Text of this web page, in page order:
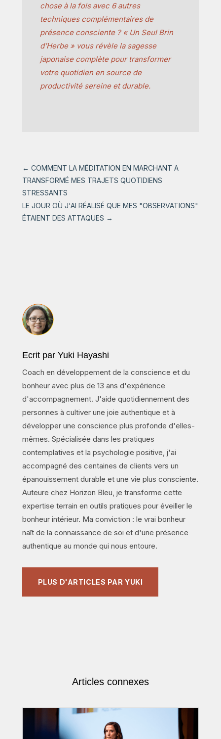
chose à la fois avec 6 autres
techniques complémentaires de
présence consciente ? « Un Seul Brin
d’Herbe » vous révèle la sagesse
japonaise complète pour transformer
votre quotidien en source de
productivité sereine et durable.
← COMMENT LA MÉDITATION EN MARCHANT A
TRANSFORMÉ MES TRAJETS QUOTIDIENS
STRESSANTS
LE JOUR OÙ J'AI RÉALISÉ QUE MES "OBSERVATIONS"
ÉTAIENT DES ATTAQUES →
Ecrit par Yuki Hayashi
Coach en développement de la conscience et du
bonheur avec plus de 13 ans d'expérience
d'accompagnement. J'aide quotidiennement des
personnes à cultiver une joie authentique et à
développer une conscience plus profonde d'elles-
mêmes. Spécialisée dans les pratiques
contemplatives et la psychologie positive, j'ai
accompagné des centaines de clients vers un
épanouissement durable et une vie plus consciente.
Auteure chez Horizon Bleu, je transforme cette
expertise terrain en outils pratiques pour éveiller le
bonheur intérieur. Ma conviction : le vrai bonheur
naît de la connaissance de soi et d'une présence
authentique au monde qui nous entoure.
PLUS D'ARTICLES PAR YUKI
Articles connexes